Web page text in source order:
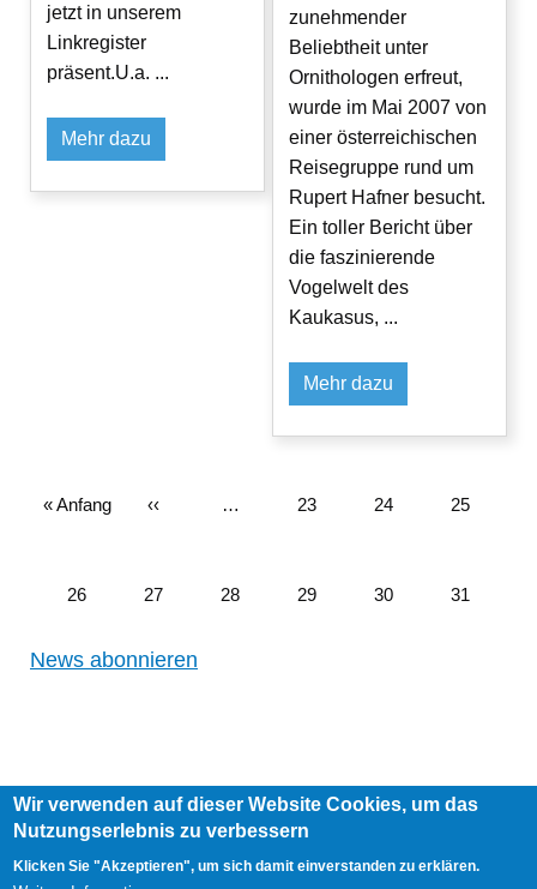
jetzt in unserem
Linkregister
präsent.U.a. ...
Mehr dazu
zunehmender
Beliebtheit unter
Ornithologen erfreut,
wurde im Mai 2007 von
einer österreichischen
Reisegruppe rund um
Rupert Hafner besucht.
Ein toller Bericht über
die faszinierende
Vogelwelt des
Kaukasus, ...
Mehr dazu
Erste
« Anfang Vorherige
‹‹ … Seite
23 Seite
24 Seite
25
Seite
26 Seite
27 Seite
28 Seite
29 Seite
30 Aktuelle
31
News abonnieren
Footer
menu
AGB Impressum Links
User Anmelden
Wir verwenden auf dieser Website Cookies, um das
Nutzungserlebnis zu verbessern
Klicken Sie "Akzeptieren", um sich damit einverstanden zu erklären.